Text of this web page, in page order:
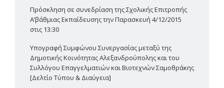
Πρόσκληση σε συνεδρίαση της Σχολικής Επιτροπής
Α’βάθμιας Εκπαίδευσης την Παρασκευή 4/12/2015
στις 13:30
Υπογραφή Συμφώνου Συνεργασίας μεταξύ της
Δημοτικής Κοινότητας Αλεξανδρούπολης και του
Συλλόγου Επαγγελματιών και Βιοτεχνών Σαμοθράκης
[Δελτίο Τύπου & Διαύγεια]